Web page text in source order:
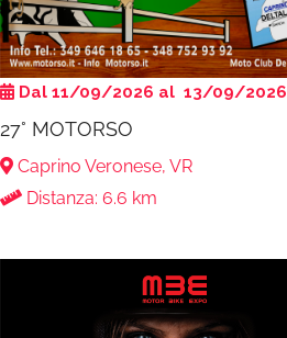
Dal 11/09/2026 al 13/09/2026
27° MOTORSO
Caprino Veronese, VR
Distanza: 6.6 km